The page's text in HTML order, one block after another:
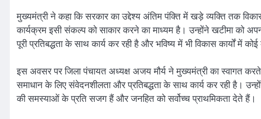
मुख्यमंत्री ने कहा कि सरकार का उद्देश्य अंतिम पंक्ति में खड़े व्यक्ति तक
कार्यक्रम इसी संकल्प को साकार करने का माध्यम है। उन्होंने खटीमा को
पूरी प्रतिबद्धता के साथ कार्य कर रही है और भविष्य में भी विकास कार्यों में
इस अवसर पर जिला पंचायत अध्यक्ष अजय मौर्य ने मुख्यमंत्री का स्वागत
समाधान के लिए संवेदनशीलता और प्रतिबद्धता के साथ कार्य कर रही है।
की समस्याओं के प्रति सजग हैं और जनहित को सर्वोच्च प्राथमिकता देते हैं।